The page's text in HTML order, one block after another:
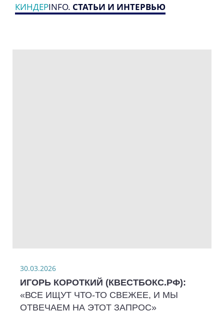
КИНДЕРINFO. СТАТЬИ И ИНТЕРВЬЮ
30.03.2026
ИГОРЬ КОРОТКИЙ (КВЕСТБОКС.РФ):
«ВСЕ ИЩУТ ЧТО-ТО СВЕЖЕЕ, И МЫ
ОТВЕЧАЕМ НА ЭТОТ ЗАПРОС»